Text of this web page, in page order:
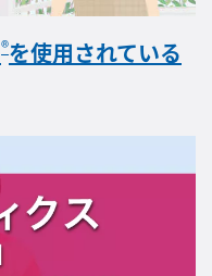
®を使用されている